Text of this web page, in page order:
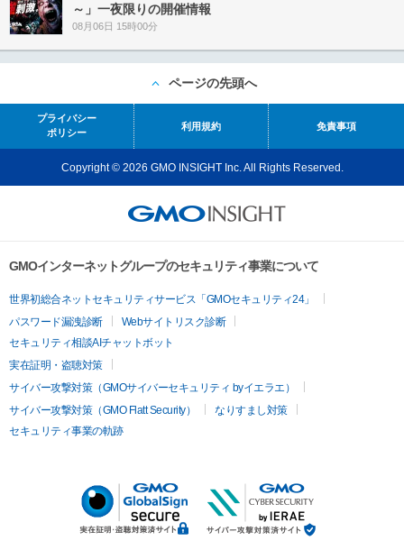
～」一夜限りの開催情報
08月06日 15時00分
ページの先頭へ
プライバシー
ポリシー
利用規約 免責事項
Copyright © 2026 GMO INSIGHT Inc. All Rights Reserved.
GMOインターネットグループのセキュリティ事業について
世界初総合ネットセキュリティサービス「GMOセキュリティ24」
パスワード漏洩診断
Webサイトリスク診断
セキュリティ相談AIチャットボット
実在証明・盗聴対策
サイバー攻撃対策（GMOサイバーセキュリティ byイエラエ）
サイバー攻撃対策（GMO Flatt Security）
なりすまし対策
セキュリティ事業の軌跡